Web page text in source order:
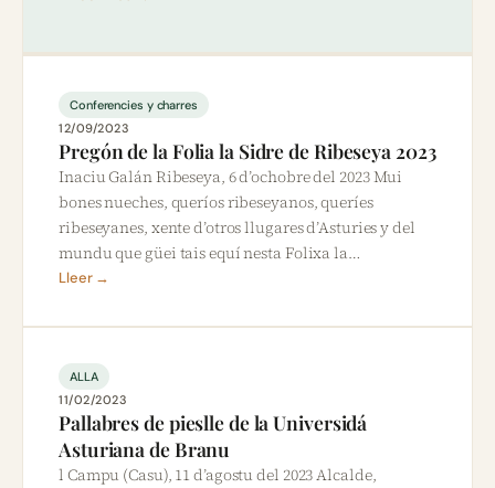
Conferencies y charres
12/09/2023
Pregón de la Folia la Sidre de Ribeseya 2023
Inaciu Galán Ribeseya, 6 d’ochobre del 2023 Mui
bones nueches, queríos ribeseyanos, queríes
ribeseyanes, xente d’otros llugares d’Asturies y del
mundu que güei tais equí nesta Folixa la…
Lleer →
ALLA
11/02/2023
Pallabres de pieslle de la Universidá
Asturiana de Branu
l Campu (Casu), 11 d’agostu del 2023 Alcalde,